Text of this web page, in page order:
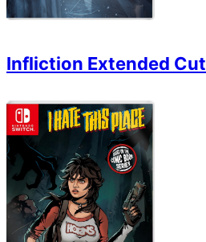
Infliction Extended Cut